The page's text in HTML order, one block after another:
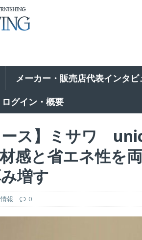
メーカー・販売店代表インタビ
グイン・概要
ース】ミサワ
感と省エネ性を
増す
報 0